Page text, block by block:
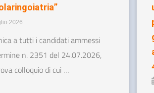
2026
a tutti i candidati ammessi
n. 2351 del 24.07.2026,
colloquio di cui …